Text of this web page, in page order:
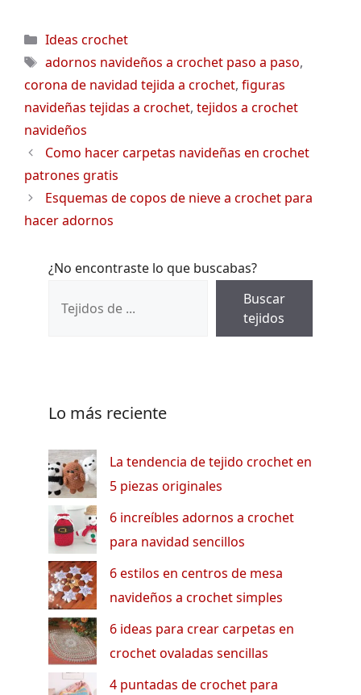
Categorías
Ideas crochet
Etiquetas
adornos navideños a crochet paso a paso,
corona de navidad tejida a crochet, figuras
navideñas tejidas a crochet, tejidos a crochet
navideños
Como hacer carpetas navideñas en crochet
patrones gratis
Esquemas de copos de nieve a crochet para
hacer adornos
¿No encontraste lo que buscabas?
Buscar
tejidos
Lo más reciente
La tendencia de tejido crochet en
5 piezas originales
6 increíbles adornos a crochet
para navidad sencillos
6 estilos en centros de mesa
navideños a crochet simples
6 ideas para crear carpetas en
crochet ovaladas sencillas
4 puntadas de crochet para